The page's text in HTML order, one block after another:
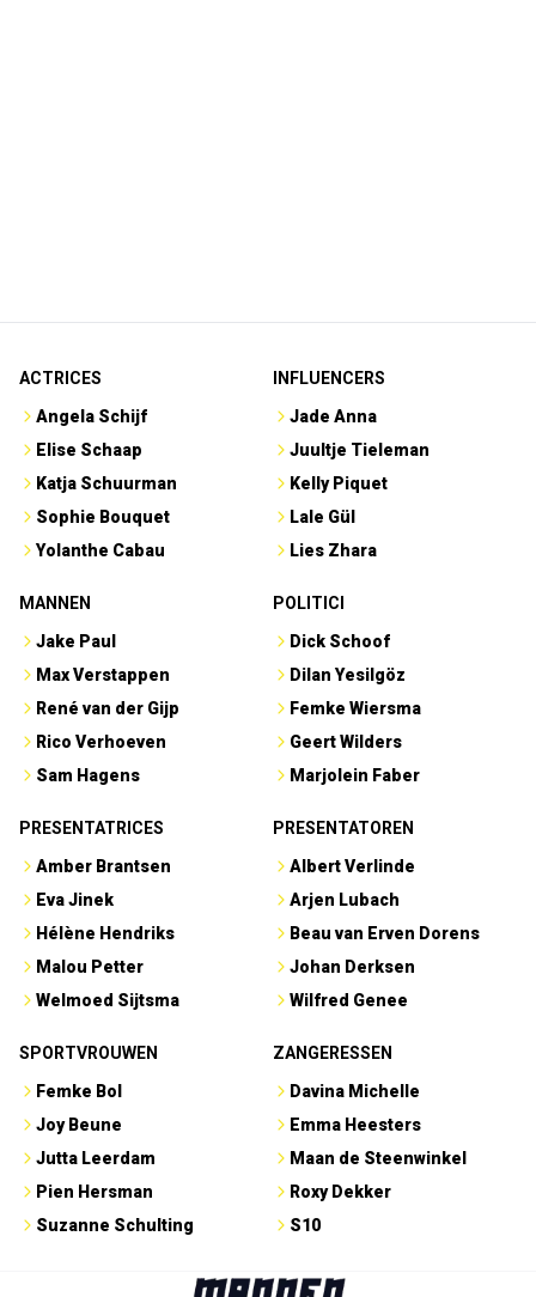
ACTRICES
Angela Schijf
Elise Schaap
Katja Schuurman
Sophie Bouquet
Yolanthe Cabau
INFLUENCERS
Jade Anna
Juultje Tieleman
Kelly Piquet
Lale Gül
Lies Zhara
MANNEN
Jake Paul
Max Verstappen
René van der Gijp
Rico Verhoeven
Sam Hagens
POLITICI
Dick Schoof
Dilan Yesilgöz
Femke Wiersma
Geert Wilders
Marjolein Faber
PRESENTATRICES
Amber Brantsen
Eva Jinek
Hélène Hendriks
Malou Petter
Welmoed Sijtsma
PRESENTATOREN
Albert Verlinde
Arjen Lubach
Beau van Erven Dorens
Johan Derksen
Wilfred Genee
SPORTVROUWEN
Femke Bol
Joy Beune
Jutta Leerdam
Pien Hersman
Suzanne Schulting
ZANGERESSEN
Davina Michelle
Emma Heesters
Maan de Steenwinkel
Roxy Dekker
S10